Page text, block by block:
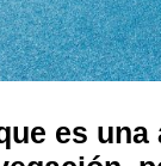
es